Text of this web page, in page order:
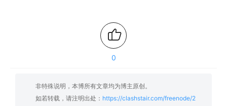
0
非特殊说明，本博所有文章均为博主原创。
如若转载，请注明出处： https://clashstair.com/freenode/2